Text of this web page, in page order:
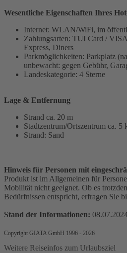
Wesentliche Eigenschaften Ihres
Internet: WLAN/WiFi, im
Zahlungsarten: TUI Card /
Express, Diners
Parkmöglichkeiten: Parkplatz
unbewacht: gegen Gebühr,
Landeskategorie: 4 Sterne
Lage & Entfernung
Strand ca. 20 m
Stadtzentrum/Ortszentrum ca. 5
Strand: Sand
Hinweis für Personen mit
Produkt ist im Allgemeinen für
Mobilität nicht geeignet. Ob es
Bedürfnissen entspricht, erfragen Sie
Stand der Informationen:
Copyright GIATA GmbH 1996 - 2026
Weitere Reiseinfos zum Urlaubsziel